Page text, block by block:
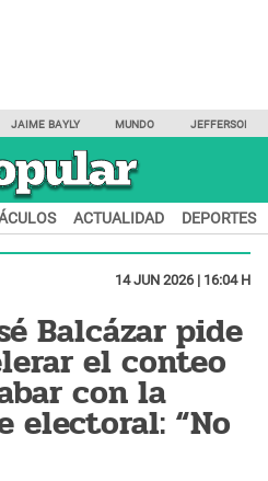
JAIME BAYLY MUNDO JEFFERSON
ACTUALIDAD DEPORTES
14 JUN 2026 | 16:04 H
Balcázar pide
el conteo
con la
electoral: “No